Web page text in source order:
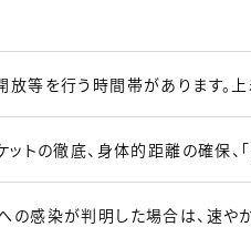
等を行う時間帯があります。
ットの徹底、身体的距離の確保
感染が判明した場合は、速や